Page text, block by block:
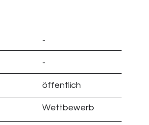
-
-
öffentlich
Wettbewerb